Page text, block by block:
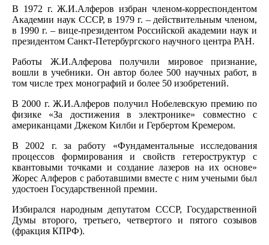
В 1972 г. Ж.И.Алферов избран членом-корреспондентом
Академии наук СССР, в 1979 г. – действительным членом,
в 1990 г. – вице-президентом Российской академии наук и
президентом Санкт-Петербургского научного центра РАН.
Работы Ж.И.Алферова получили мировое признание,
вошли в учебники. Он автор более 500 научных работ, в
том числе трех монографий и более 50 изобретений.
В 2000 г. Ж.И.Алферов получил Нобелевскую премию по
физике «За достижения в электронике» совместно с
американцами Джеком Килби и Гербертом Кремером.
В 2002 г. за работу «Фундаментальные исследования
процессов формирования и свойств гетероструктур с
квантовыми точками и создание лазеров на их основе»
Жорес Алферов с работавшими вместе с ним учеными был
удостоен Государственной премии.
Избирался народным депутатом СССР, Государственной
Думы второго, третьего, четвертого и пятого созывов
(фракция КПРФ).